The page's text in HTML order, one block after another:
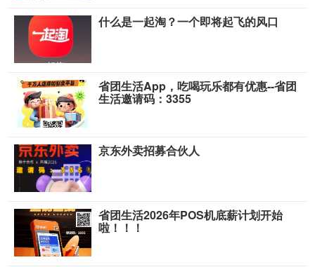
什么是一起淘？一个即将起飞的风口
省团生活App，吃喝玩乐都有优惠--省团
生活邀请码：3355
京东外卖招募合伙人
省团生活2026年POS机底薪计划开始
啦！！！